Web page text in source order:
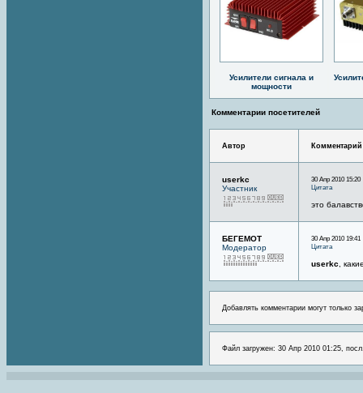
Усилители сигнала и
мощности
Комментарии посетителей
Автор Комментарий
userkc
Участник
30 Апр 2010 15:20
Цитата
это
БЕГЕМОТ
Модератор
30 Апр 2010 19:41
Цитата
userkc ,
Добавлять комментарии могут только
Файл загружен: 30 Апр 2010 01:25,